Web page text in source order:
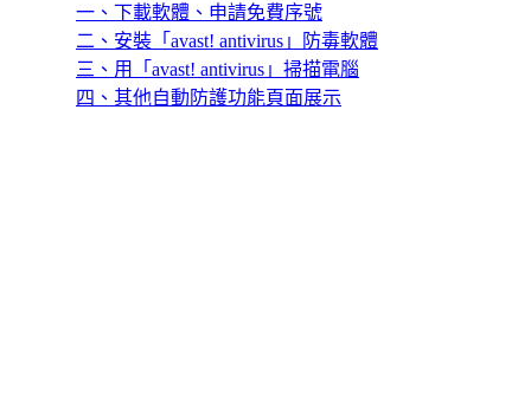
一、下載軟體、申請免費序號
二、安裝「avast! antivirus」防毒軟體
三、用「avast! antivirus」掃描電腦
四、其他自動防護功能頁面展示